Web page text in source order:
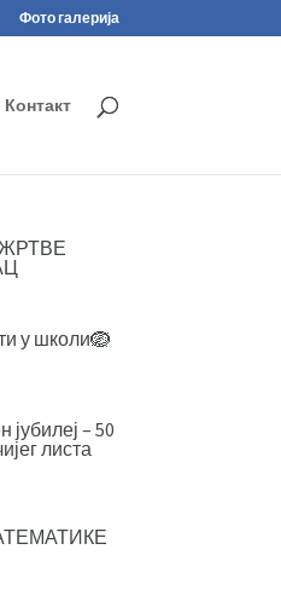
Фото галерија
Контакт
у школи🪺
– 50
листа